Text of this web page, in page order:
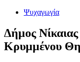
Ψυχαγωγία
Δήμος
Κρυμμένου